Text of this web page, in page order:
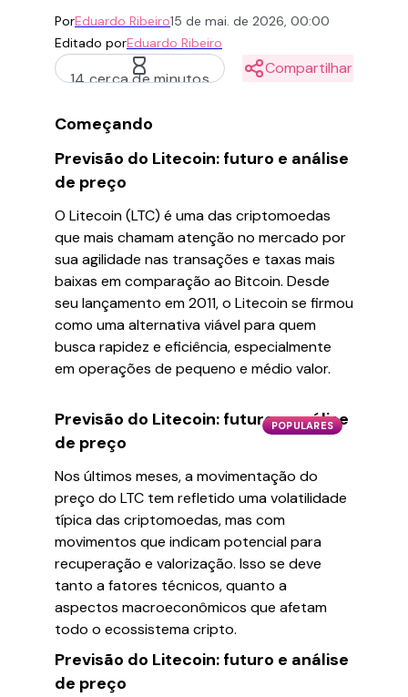
PorEduardo Ribeiro15 de mai. de 2026, 00:00
Editado porEduardo Ribeiro
14 cerca de minutos
Compartilhar
Começando
Previsão do Litecoin: futuro e análise
de preço
O Litecoin (LTC) é uma das criptomoedas
que mais chamam atenção no mercado por
sua agilidade nas transações e taxas mais
baixas em comparação ao Bitcoin. Desde
seu lançamento em 2011, o Litecoin se firmou
como uma alternativa viável para quem
busca rapidez e eficiência, especialmente
em operações de pequeno e médio valor.
POPULARES
Previsão do Litecoin: futuro e análise
de preço
Nos últimos meses, a movimentação do
preço do LTC tem refletido uma volatilidade
típica das criptomoedas, mas com
movimentos que indicam potencial para
recuperação e valorização. Isso se deve
tanto a fatores técnicos, quanto a
aspectos macroeconômicos que afetam
todo o ecossistema cripto.
Previsão do Litecoin: futuro e análise
de preço